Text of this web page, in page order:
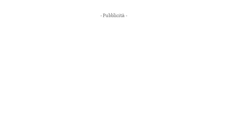
- Pubblicità -